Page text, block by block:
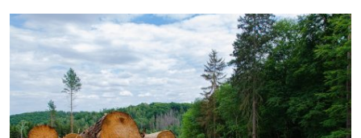
Team Kami
Galeri
Inisiatif